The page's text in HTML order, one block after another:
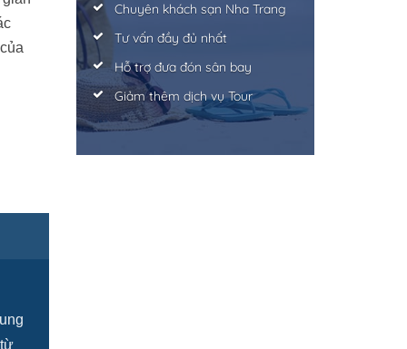
Chuyên khách sạn Nha Trang
Tư vấn đầy đủ nhất
Hỗ trợ đưa đón sân bay
Giảm thêm dịch vụ Tour